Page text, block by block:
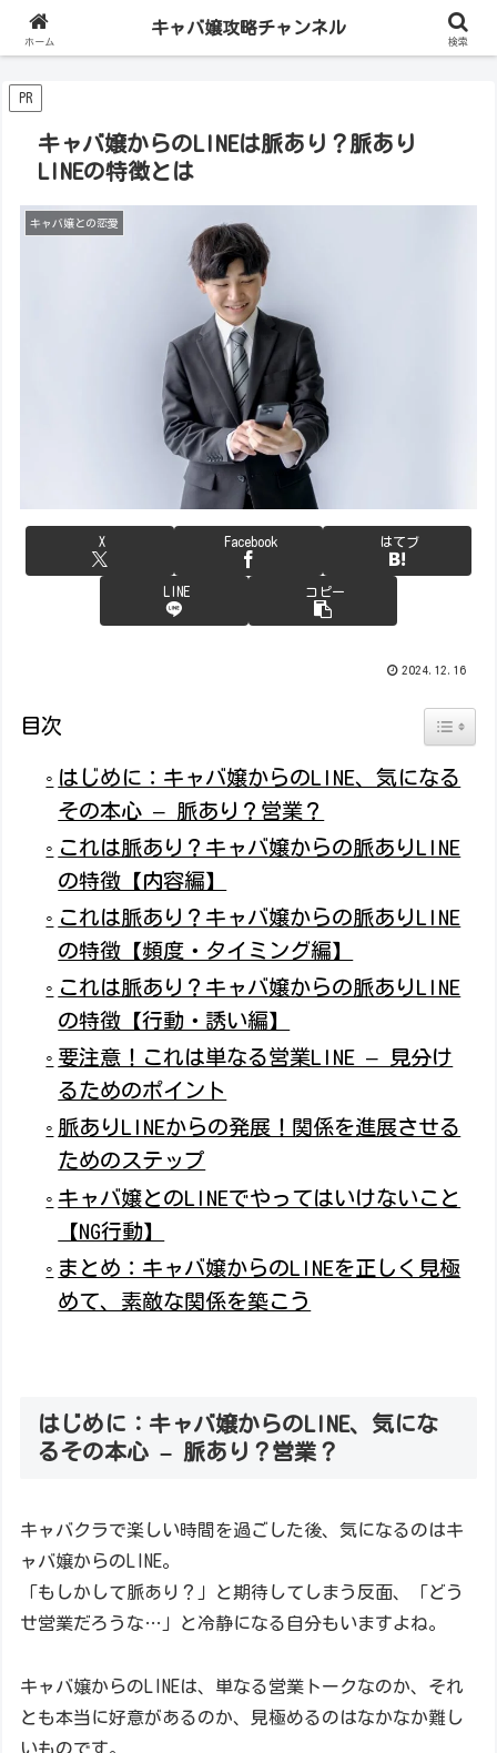
・サイト内には広告が含まれます。
PR
キャバ嬢からのLINEは脈あり？脈あり
LINEの特徴とは
キャバ嬢との恋愛
X Facebook はてブ
LINE コピー
2024.12.16
目次 Toggle
はじめに：キャバ嬢からのLINE、気になる
その本心 – 脈あり？営業？
これは脈あり？キャバ嬢からの脈ありLINE
の特徴【内容編】
これは脈あり？キャバ嬢からの脈ありLINE
の特徴【頻度・タイミング編】
これは脈あり？キャバ嬢からの脈ありLINE
の特徴【行動・誘い編】
要注意！これは単なる営業LINE – 見分け
るためのポイント
脈ありLINEからの発展！関係を進展させる
ためのステップ
キャバ嬢とのLINEでやってはいけないこと
【NG行動】
まとめ：キャバ嬢からのLINEを正しく見極
めて、素敵な関係を築こう
はじめに：キャバ嬢からのLINE、気にな
るその本心 – 脈あり？営業？
キャバクラで楽しい時間を過ごした後、気になるのはキ
ャバ嬢からのLINE。
「もしかして脈あり？」と期待してしまう反面、「どう
せ営業だろうな…」と冷静になる自分もいますよね。
キャバ嬢からのLINEは、単なる営業トークなのか、それ
とも本当に好意があるのか、見極めるのはなかなか難し
いものです。
ホーム
キャバ嬢攻略チャンネル
検索